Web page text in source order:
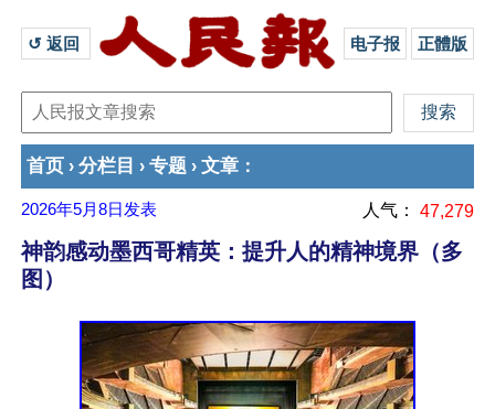
↺ 返回 电子报 正體版
首页 › 分栏目 › 专题 › 文章 ：
2026年5月8日 发表 人气： 47,279
神韵感动墨西哥精英：提升人的精神境界（多
图）